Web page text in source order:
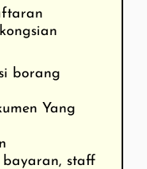
borang
Yang
bayaran, staff